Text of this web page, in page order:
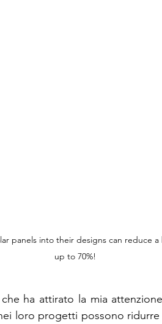
panels into their designs can reduce
up to 70%!
ha attirato la mia
loro progetti possono